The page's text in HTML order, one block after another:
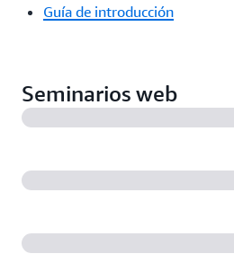
Guía de introducción
Seminarios web